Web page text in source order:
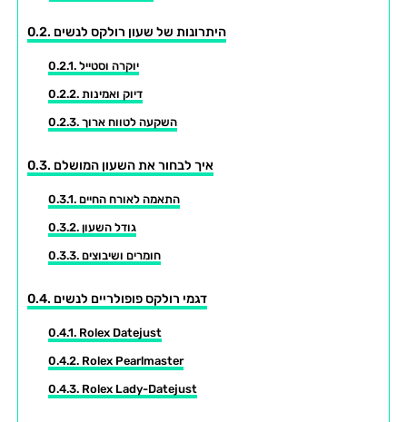
היתרונות של שעון רולקס לנשים
יוקרה וסטייל
דיוק ואמינות
השקעה לטווח ארוך
איך לבחור את השעון המושלם
התאמה לאורח החיים
גודל השעון
חומרים ושיבוצים
דגמי רולקס פופולריים לנשים
Rolex Datejust
Rolex Pearlmaster
Rolex Lady-Datejust